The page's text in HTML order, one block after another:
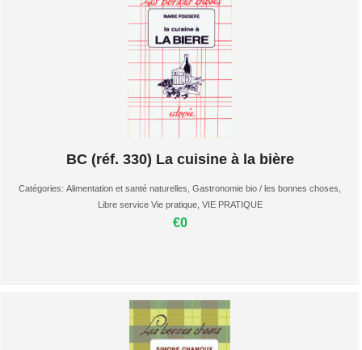
BC (réf. 330) La cuisine à la bière
Catégories: Alimentation et santé naturelles Gastronomie bio / les bonnes choses
Libre service Vie pratique, VIE PRATIQUE
€0